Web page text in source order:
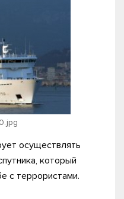
осуществлять
который
с террористами.